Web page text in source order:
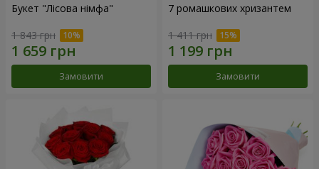
Букет "Лісова німфа"
1 843 грн
Замовити
7 ромашкових хризантем
1 411 грн
Замовити